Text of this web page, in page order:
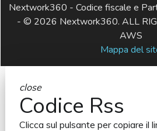
Nextwork360 - Codice fiscale e
- © 2026 Nextwork360. ALL
AWS
Mappa del
close
Codice Rss
Clicca sul pulsante per copiare il